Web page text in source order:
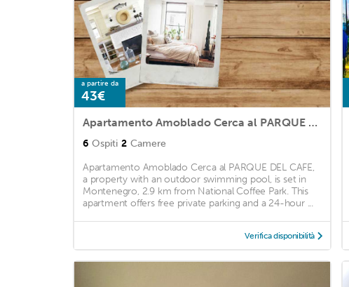
a partire da
43€
Apartamento Amoblado Cerca al PARQUE DEL CAFE
6 Ospiti 2 Camere
Apartamento Amoblado Cerca al PARQUE DEL CAFE,
a property with an outdoor swimming pool, is set in
Montenegro, 2.9 km from National Coffee Park. This
apartment offers free private parking and a 24-hour ...
Verifica disponibilità